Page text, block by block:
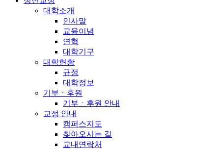
대학소개
인사말
교육이념
연혁
대학기구
대학현황
규정
대학정보
기부ㆍ후원
기부ㆍ후원 안내
교정 안내
캠퍼스지도
찾아오시는 길
교내연락처